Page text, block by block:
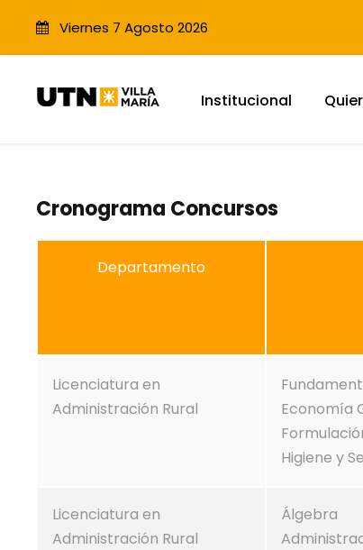
Viernes 7 Agosto 2026
Institucional
Cronograma Concursos
Departamento
Licenciatura en
Administración Rural
Economía
Higiene y
Licenciatura en
Administración Rural
Álgebra